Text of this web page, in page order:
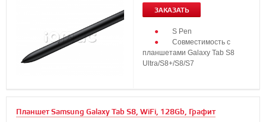
ЗАКАЗАТЬ
S Pen
Совместимость с
планшетами Galaxy Tab S8
Ultra/S8+/S8/S7
Планшет Samsung Galaxy Tab S8, WiFi, 128Gb, Графит